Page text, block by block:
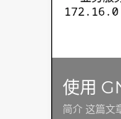
使用
简介 这篇文